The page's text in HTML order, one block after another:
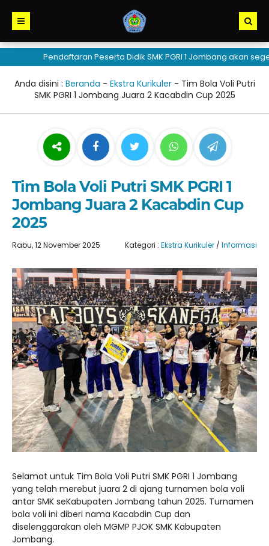
Pendaftaran Peserta Didik SMK PGRI 1 Jombang akan segera
Anda disini : Beranda - Ekstra Kurikuler- Tim Bola Voli Putri
SMK PGRI 1 Jombang Juara 2 Kacabdin Cup 2025
Tim Bola Voli Putri SMK PGRI 1
Jombang Juara 2 Kacabdin Cup
2025
Rabu, 12 November 2025 Kategori : Ekstra Kurikuler / Informasi
Selamat untuk Tim Bola Voli Putri SMK PGRI 1 Jombang
yang telah merebut juara 2 di ajang turnamen bola voli
antar SMK seKabupaten Jombang tahun 2025. Turnamen
bola voli ini diberi nama Kacabdin Cup dan
diselenggarakan oleh MGMP PJOK SMK Kabupaten
Jombang.